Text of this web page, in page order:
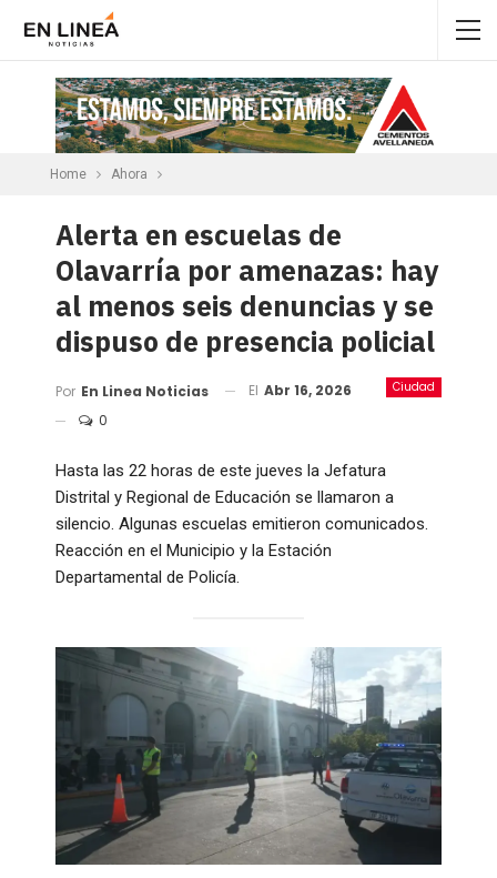
Home Ahora
Alerta en escuelas de
Olavarría por amenazas: hay
al menos seis denuncias y se
dispuso de presencia policial
Ciudad
Por En Linea Noticias El Abr 16, 2026
0
Hasta las 22 horas de este jueves la Jefatura
Distrital y Regional de Educación se llamaron a
silencio. Algunas escuelas emitieron comunicados.
Reacción en el Municipio y la Estación
Departamental de Policía.